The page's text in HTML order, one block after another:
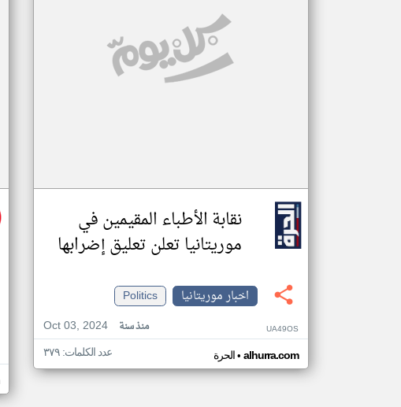
نقابة الأطباء المقيمين في
موريتانيا تعلن تعليق إضرابها
اخبار موريتانيا
Politics
Oct 03, 2024
منذ سنة UA49OS
الحرة• alhurra.com عدد الكلمات: ٣٧٩